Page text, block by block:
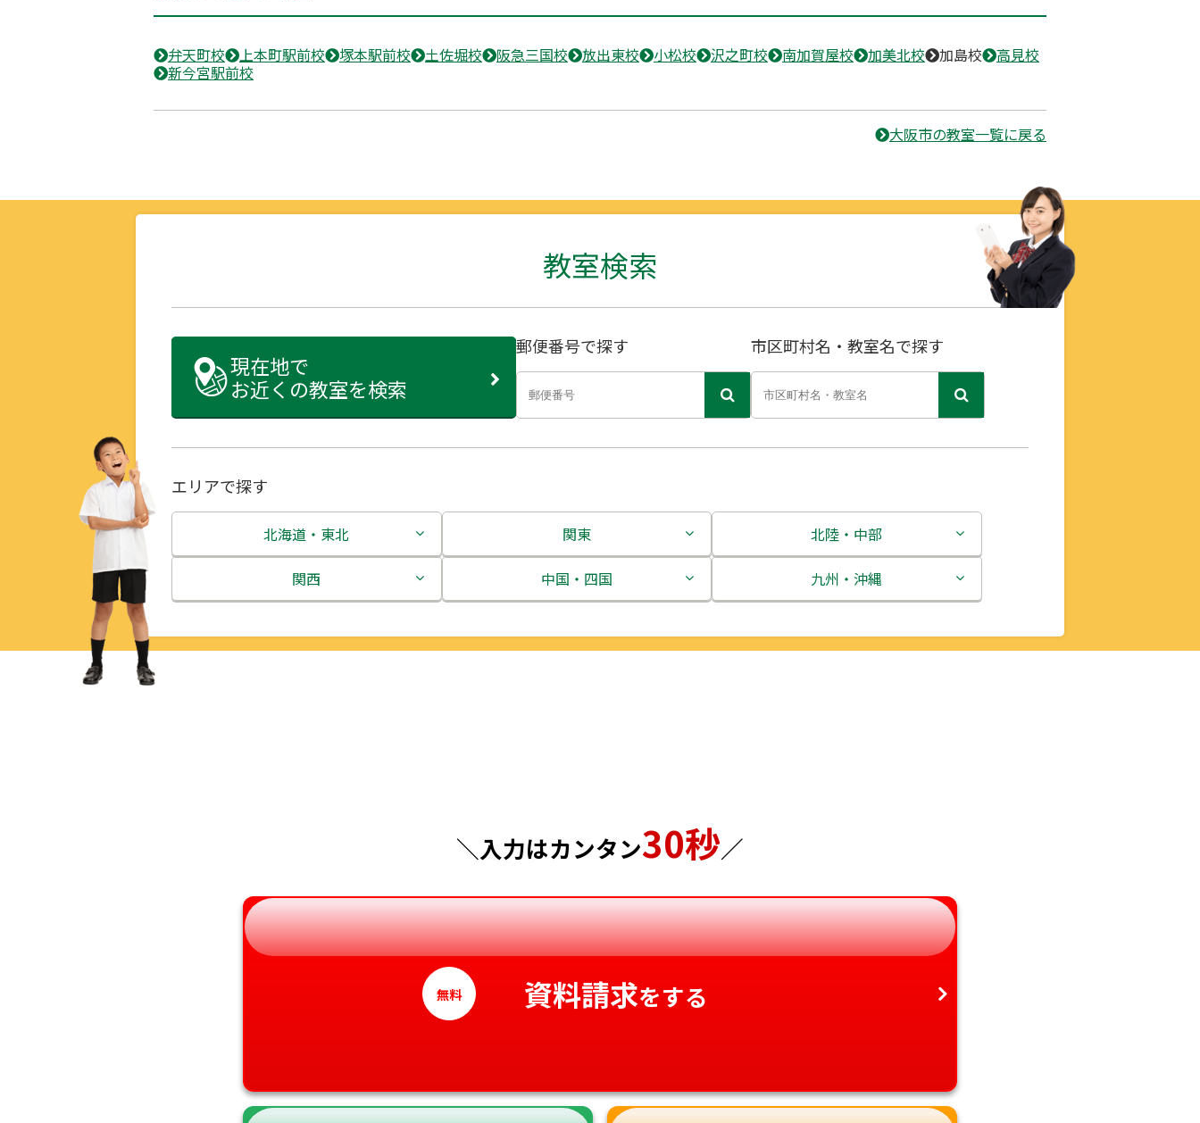
弁天町校 上本町駅前校 塚本駅前校 土佐堀校 阪急三国校 放出東校 小松校 沢之町校 南加賀屋校 加美北校 加島校
高見校
新今宮駅前校
大阪市の教室一覧に戻る
教室検索
現在地で
お近くの教室を検索
郵便番号で探す 市区町村名・教室名で探す
エリアで探す
北海道・東北
北海道
関東
茨城県
神奈川県
北陸・中部
新潟県
愛知県
関西
中国・四国
徳島県
愛媛県
九州・沖縄
沖縄県
＼入力はカンタン30秒／
無料 資料請求をする